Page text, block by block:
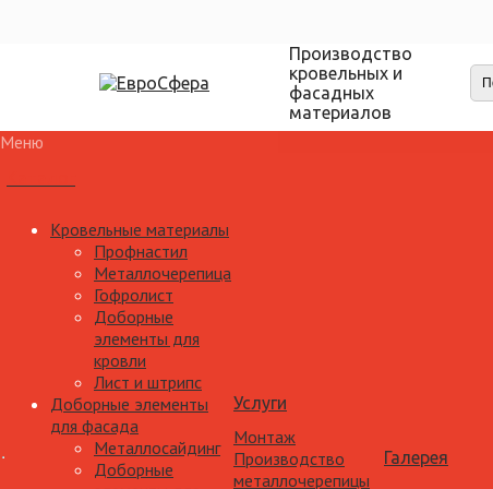
Производство
кровельных и
фасадных
материалов
Меню
Кровельные материалы
Профнастил
Металлочерепица
Гофролист
Доборные
элементы для
кровли
Лист и штрипс
Доборные элементы
для фасада
Металлосайдинг
Доборные
Услуги
Монтаж
Производство
металлочерепицы
Галерея